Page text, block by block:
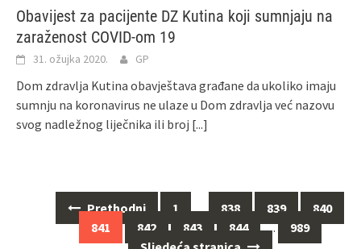
Obavijest za pacijente DZ Kutina koji sumnjaju na
zaraženost COVID-om 19
31. ožujka 2020. GP
Dom zdravlja Kutina obavještava građane da ukoliko imaju
sumnju na koronavirus ne ulaze u Dom zdravlja već nazovu
svog nadležnog liječnika ili broj [...]
Navigacija
Prethodni 1 … 838 839
840
841
842 843 844 …
989